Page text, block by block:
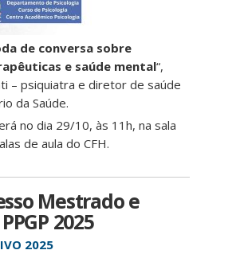
de conversa sobre
e saúde mental“,
– psiquiatra e diretor de saúde
da Saúde.
no dia 29/10, às 11h, na sala
de aula do CFH.
Mestrado e
2025
2025